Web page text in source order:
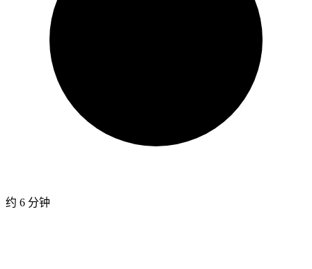
约 6 分钟